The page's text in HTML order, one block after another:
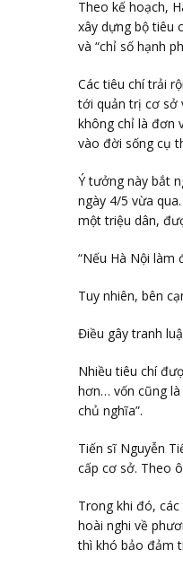
Theo kế hoạch,
xây dựng bộ tiêu
và “chỉ số hạnh
Các tiêu chí trải
tới quản trị cơ sở
không chỉ là đơn
vào đời sống cụ
Ý tưởng này bắt
ngày 4/5 vừa
một triệu dân,
“Nếu Hà Nội
Tuy nhiên, bên
Điều gây tranh
Nhiều tiêu chí
hơn… vốn cũng
chủ nghĩa”.
Tiến sĩ Nguyễn
cấp cơ sở. Theo
Trong khi đó, các
hoài nghi về
thì khó bảo đảm